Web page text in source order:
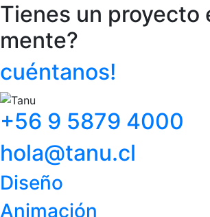
Tienes un proyecto
mente?
cuéntanos!
+56 9 5879 4000
hola@tanu.cl
Diseño
Animación